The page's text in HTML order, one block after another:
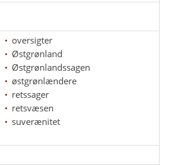
oversigter
Østgrønland
Østgrønlandssagen
østgrønlændere
retssager
retsvæsen
suverænitet